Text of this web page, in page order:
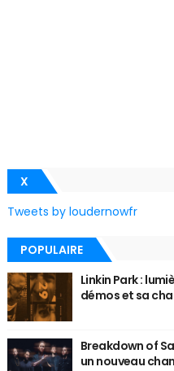
X
Tweets by loudernowfr
POPULAIRE
Linkin Park :
démos et sa
Breakdown of
un nouveau